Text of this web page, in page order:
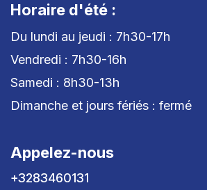
Horaire d'été :
Du lundi au jeudi : 7h30-17h
Vendredi : 7h30-16h
Samedi : 8h30-13h
Dimanche et jours fériés : fermé
Appelez-nous
+3283460131